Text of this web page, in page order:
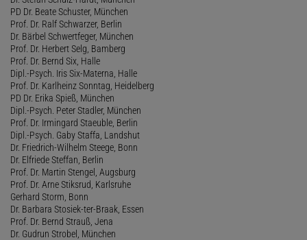
PD Dr. Beate Schuster, München
Prof. Dr. Ralf Schwarzer, Berlin
Dr. Bärbel Schwertfeger, München
Prof. Dr. Herbert Selg, Bamberg
Prof. Dr. Bernd Six, Halle
Dipl.-Psych. Iris Six-Materna, Halle
Prof. Dr. Karlheinz Sonntag, Heidelberg
PD Dr. Erika Spieß, München
Dipl.-Psych. Peter Stadler, München
Prof. Dr. Irmingard Staeuble, Berlin
Dipl.-Psych. Gaby Staffa, Landshut
Dr. Friedrich-Wilhelm Steege, Bonn
Dr. Elfriede Steffan, Berlin
Prof. Dr. Martin Stengel, Augsburg
Prof. Dr. Arne Stiksrud, Karlsruhe
Gerhard Storm, Bonn
Dr. Barbara Stosiek-ter-Braak, Essen
Prof. Dr. Bernd Strauß, Jena
Dr. Gudrun Strobel, München